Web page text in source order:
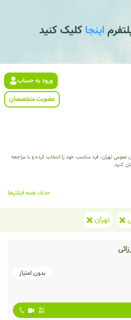
ورود به حساب
عضویت متخصصان
عمومی تهران، فرد مناسب خود را انتخاب کرده و با مراجعه
کنید.
حذف همه فیلترها
تهران
بدون امتیاز